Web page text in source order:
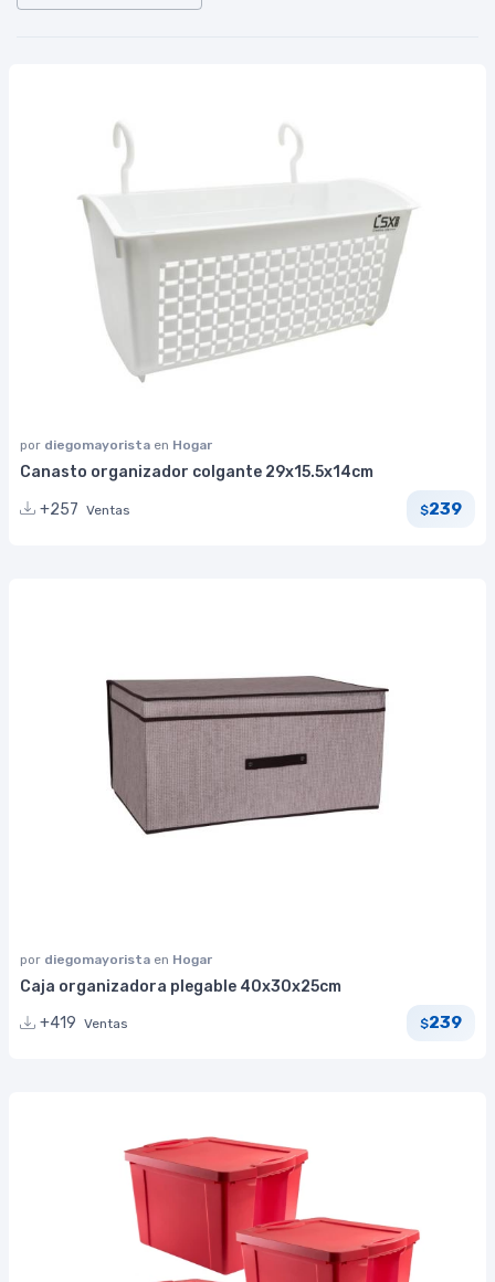
por diegomayorista en Hogar
Canasto organizador colgante 29x15.5x14cm
+257 Ventas $239
por diegomayorista en Hogar
Caja organizadora plegable 40x30x25cm
+419 Ventas $239